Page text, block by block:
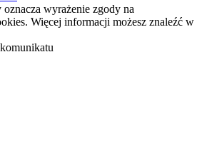
wyrażenie zgody na
Więcej informacji możesz znaleźć w